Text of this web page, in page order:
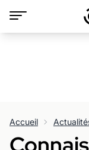
Accueil